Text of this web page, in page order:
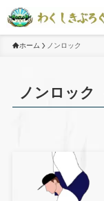
ホーム ノンロック
ノンロック